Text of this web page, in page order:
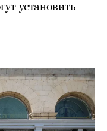
установить